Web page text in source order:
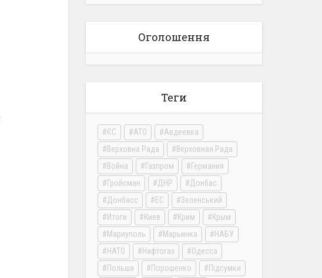
Оголошення
Теги
ЄС АТО
Авдеевка
Верховна Рада
Верховная Рада
Война
Газпром
Германия
Гройсман
ДНР
Донбас
Донбасс
ЕС
Зеленський
Итоги
Киев Крим
Крым
Мариуполь
Марьинка
НАБУ
НАТО
Нафтогаз
Одесса
Польша
Порошенко
Підсумки